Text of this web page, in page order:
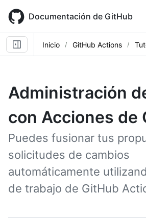
main
content
Documentación de GitHub
Inicio GitHub Actions
Administración
con Acciones de
Puedes fusionar tus
solicitudes de cambios
automáticamente
de trabajo de GitHub